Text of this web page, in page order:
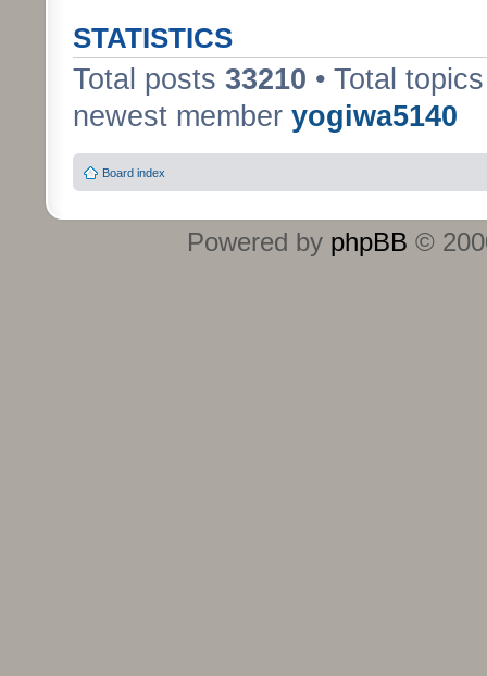
STATISTICS
Total posts 33210 • Total
newest member yogiwa5140
Board index
Powered by phpBB ©